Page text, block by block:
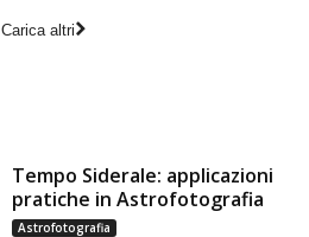
Carica altri
Tempo Siderale: applicazioni
pratiche in Astrofotografia
Astrofotografia